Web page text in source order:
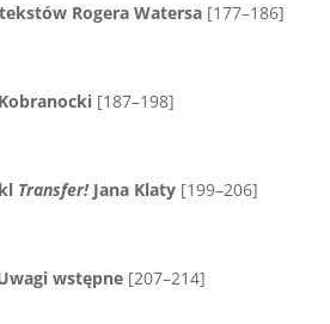
Rogera Watersa [177–186]
[187–198]
Transfer! Jana Klaty [199–206]
wstępne [207–214]